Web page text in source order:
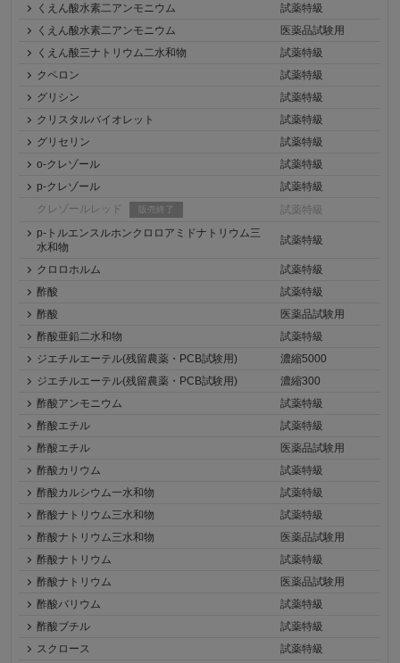
くえん酸水素二アンモニウム
試薬特級
くえん酸水素二アンモニウム
医薬品試験用
くえん酸三ナトリウム二水和物
試薬特級
クペロン
試薬特級
グリシン
試薬特級
クリスタルバイオレット
試薬特級
グリセリン
試薬特級
o-クレゾール
試薬特級
p-クレゾール
試薬特級
クレゾールレッド
販売終了
試薬特級
p-トルエンスルホンクロロアミドナトリウム三
水和物
試薬特級
クロロホルム
試薬特級
酢酸
試薬特級
酢酸
医薬品試験用
酢酸亜鉛二水和物
試薬特級
ジエチルエーテル(残留農薬・PCB試験用)
濃縮5000
ジエチルエーテル(残留農薬・PCB試験用)
濃縮300
酢酸アンモニウム
試薬特級
酢酸エチル
試薬特級
酢酸エチル
医薬品試験用
酢酸カリウム
試薬特級
酢酸カルシウム一水和物
試薬特級
酢酸ナトリウム三水和物
試薬特級
酢酸ナトリウム三水和物
医薬品試験用
酢酸ナトリウム
試薬特級
酢酸ナトリウム
医薬品試験用
酢酸バリウム
試薬特級
酢酸ブチル
試薬特級
スクロース
試薬特級